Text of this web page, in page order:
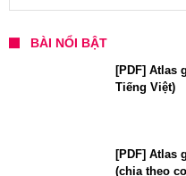
BÀI NỔI BẬT
[PDF] Atlas
Tiếng Việt)
[PDF] Atlas
(chia theo